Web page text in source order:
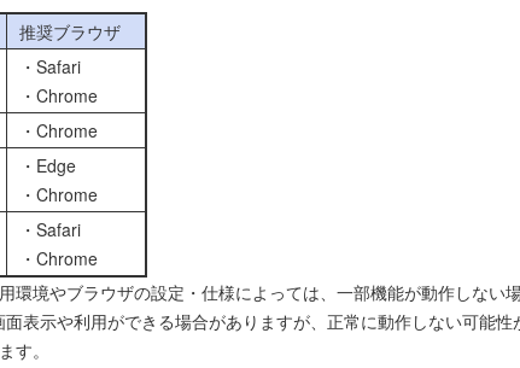
項を届け出た場合
らの申請である場合
ないと判断した場合
した場合であっても、融資取引の個別の申込を承諾する義務を負
場合、本サービスの提供を受けるために必要な機器、通信手段等
行うものとします。
フトウェアなどによっては、本サービスを利用することが出来な
ウェアなどを自己の責任において準備・管理などを行うとともに
の責任を負いません。
が定めた時間内とします。なお、臨時のシステム調整等の実施に
ります。
推奨ブラウザ
・Safari
・Chrome
・Chrome
・Edge
・Chrome
・Safari
・Chrome
環境やブラウザの設定・仕様によっては、一部機能が動作しない場
表示や利用ができる場合がありますが、正常に動作しない可能性
す。